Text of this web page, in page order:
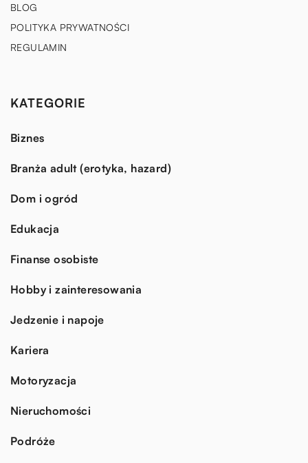
BLOG
POLITYKA PRYWATNOŚCI
REGULAMIN
KATEGORIE
Biznes
Branża adult (erotyka, hazard)
Dom i ogród
Edukacja
Finanse osobiste
Hobby i zainteresowania
Jedzenie i napoje
Kariera
Motoryzacja
Nieruchomości
Podróże